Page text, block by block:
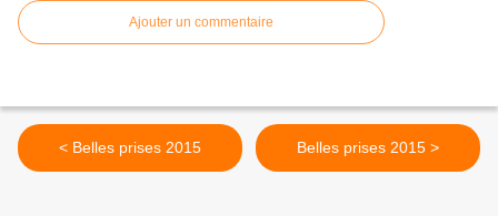
Ajouter un commentaire
< Belles prises 2015 Belles prises 2015 >